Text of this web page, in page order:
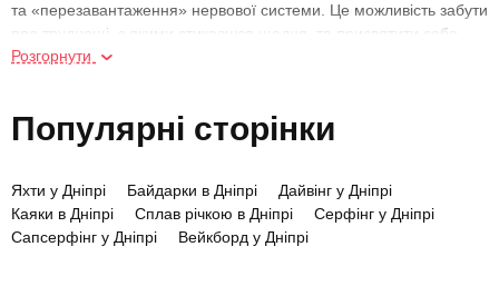
та «перезавантаження» нервової системи. Це можливість забути
про труднощі, з якими стикаєшся щодня, та присвятити себе
новим відчуттям та враженням. Тому водні розваги в Дніпрі
оригінальний подарунок емоційній дівчині, серйозному хлопцеві,
успішній бізнес-вумен або офісному співробітнику.
Купити запрошення на відпочинок на воді можна на сайті bodo.
Ми гарантуємо якість усіх послуг, які ви знайдете в каталозі. До
того ж, є можливість подивитися відеоогляди і фото з місць
Розгорнути
Популярні сторінки
Яхти у Дніпрі Байдарки в Дніпрі
Дайвінг у Дніпрі
Каяки в Дніпрі
Сплав річкою в Дніпрі
Серфінг у Дніпрі
Сапсерфінг у Дніпрі
Вейкборд у Дніпрі